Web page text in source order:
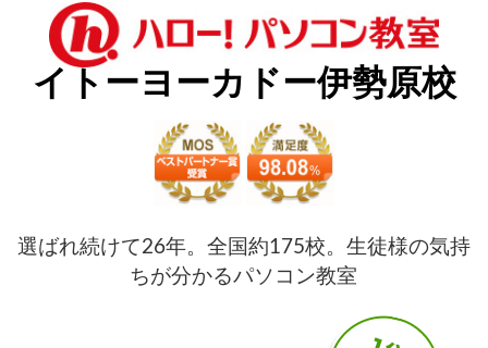
イトーヨーカドー伊勢原校
選ばれ続けて26年。全国約175校。生徒様の気持
ちが分かるパソコン教室